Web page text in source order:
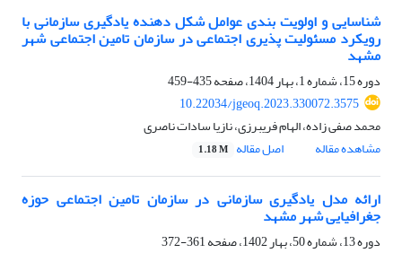
شناسایی و اولویت بندی عوامل شکل دهنده یادگیری سازمانی با
رویکرد مسئولیت پذیری اجتماعی در سازمان تامین اجتماعی شهر
مشهد
دوره 15، شماره 1، بهار 1404، صفحه
435-459
10.22034/jgeoq.2023.330072.3575
محمد صفی زاده، الهام فریبرزی، نازیا سادات ناصری
مشاهده مقاله
اصل مقاله 1.18 M
ارائه مدل یادگیری سازمانی در سازمان تامین اجتماعی حوزه
جغرافیایی شهر مشهد
دوره 13، شماره 50، بهار 1402، صفحه
361-372